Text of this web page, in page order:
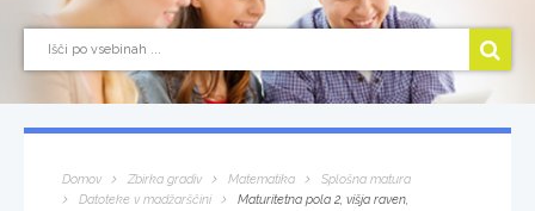
Domov Zbirka gradiv Matematika
Splošna matura
Datoteke v madžarščini
Maturitetna pola 2, višja raven,